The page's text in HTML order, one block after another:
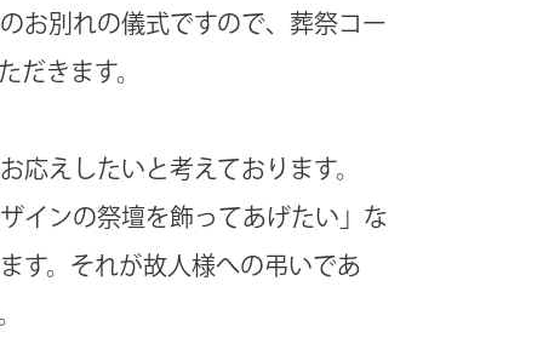
お別れの儀式ですので、葬祭コー
だきます。
応えしたいと考えております。
インの祭壇を飾ってあげたい」な
す。それが故人様への弔いであ